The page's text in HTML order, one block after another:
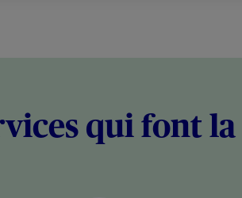
qui font